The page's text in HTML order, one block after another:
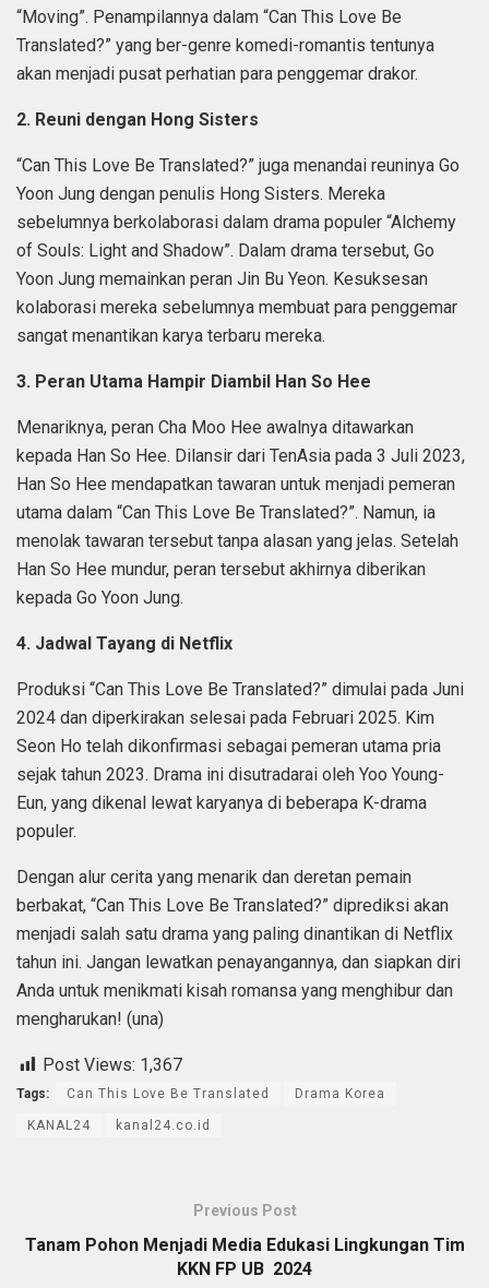
“Moving”. Penampilannya dalam “Can This Love Be
Translated?” yang ber-genre komedi-romantis tentunya
akan menjadi pusat perhatian para penggemar drakor.
2. Reuni dengan Hong Sisters
“Can This Love Be Translated?” juga menandai reuninya Go
Yoon Jung dengan penulis Hong Sisters. Mereka
sebelumnya berkolaborasi dalam drama populer “Alchemy
of Souls: Light and Shadow”. Dalam drama tersebut, Go
Yoon Jung memainkan peran Jin Bu Yeon. Kesuksesan
kolaborasi mereka sebelumnya membuat para penggemar
sangat menantikan karya terbaru mereka.
3. Peran Utama Hampir Diambil Han So Hee
Menariknya, peran Cha Moo Hee awalnya ditawarkan
kepada Han So Hee. Dilansir dari TenAsia pada 3 Juli 2023,
Han So Hee mendapatkan tawaran untuk menjadi pemeran
utama dalam “Can This Love Be Translated?”. Namun, ia
menolak tawaran tersebut tanpa alasan yang jelas. Setelah
Han So Hee mundur, peran tersebut akhirnya diberikan
kepada Go Yoon Jung.
4. Jadwal Tayang di Netflix
Produksi “Can This Love Be Translated?” dimulai pada Juni
2024 dan diperkirakan selesai pada Februari 2025. Kim
Seon Ho telah dikonfirmasi sebagai pemeran utama pria
sejak tahun 2023. Drama ini disutradarai oleh Yoo Young-
Eun, yang dikenal lewat karyanya di beberapa K-drama
populer.
Dengan alur cerita yang menarik dan deretan pemain
berbakat, “Can This Love Be Translated?” diprediksi akan
menjadi salah satu drama yang paling dinantikan di Netflix
tahun ini. Jangan lewatkan penayangannya, dan siapkan diri
Anda untuk menikmati kisah romansa yang menghibur dan
mengharukan! (una)
Post Views: 1,367
Tags: Can This Love Be Translated Drama Korea
KANAL24 kanal24.co.id
Previous Post
Tanam Pohon Menjadi Media Edukasi Lingkungan Tim
KKN FP UB 2024